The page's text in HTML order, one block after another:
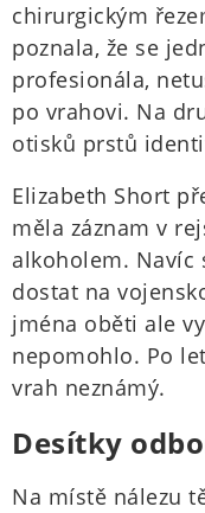
chirurgickým
poznala, že se
profesionála,
po vrahovi. Na
otisků prstů
Elizabeth Short
měla záznam v
alkoholem. Navíc
dostat na
jména oběti ale
nepomohlo. Po
vrah neznámý.
Desítky
Na místě nálezu